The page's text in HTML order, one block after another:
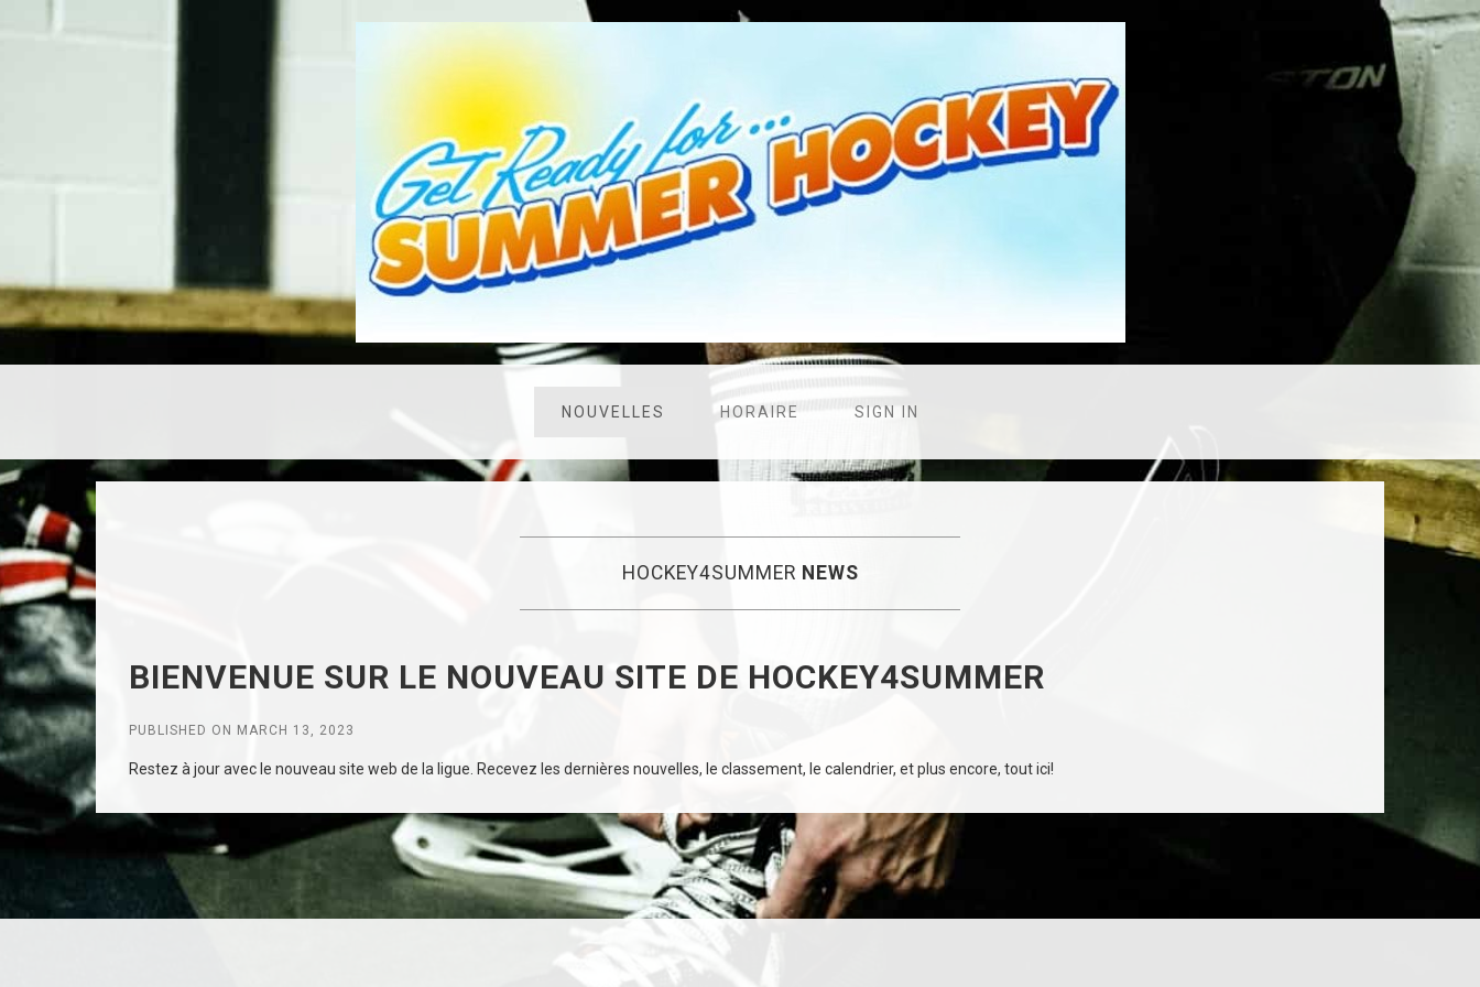
NOUVELLES HORAIRE SIGN IN
HOCKEY4SUMMER NEWS
BIENVENUE SUR LE NOUVEAU SITE DE HOCKEY4SUMMER
PUBLISHED ON MARCH 13, 2023
Restez à jour avec le nouveau site web de la ligue. Recevez les dernières nouvelles, le classement, le calendrier, et plus encore, tout ici!